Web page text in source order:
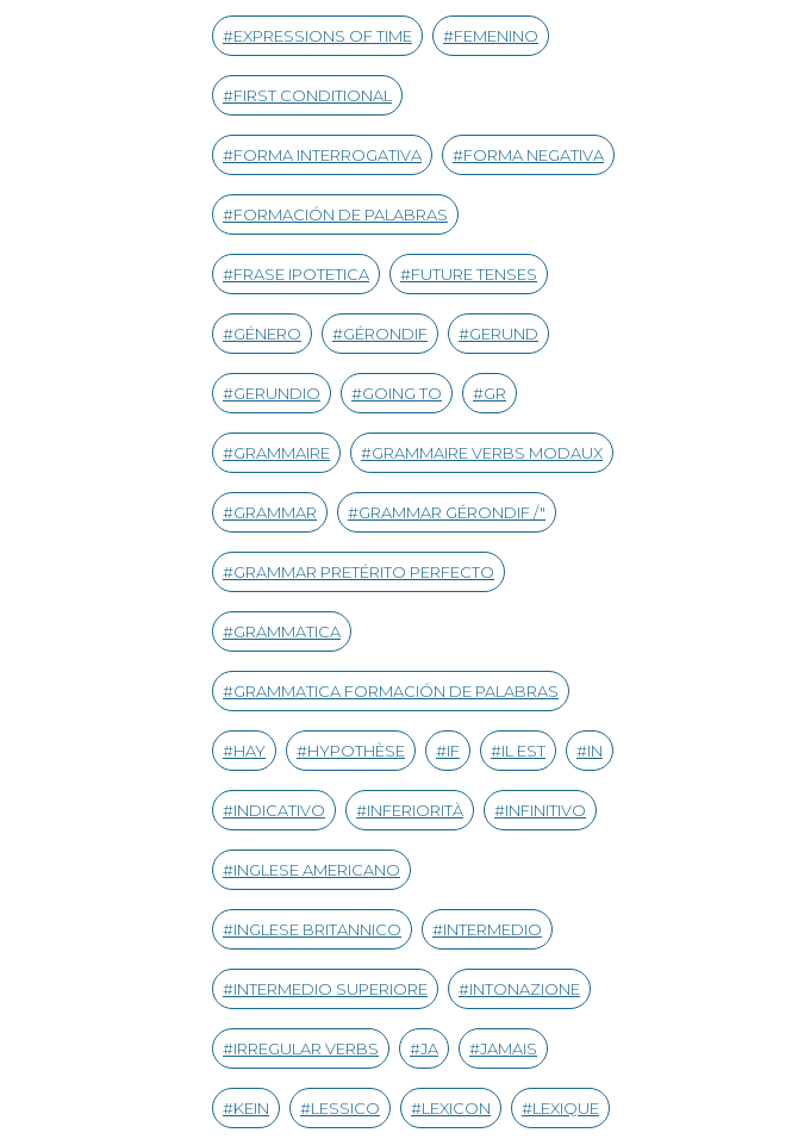
EXPRESSIONS OF TIME FEMENINO
FIRST CONDITIONAL
FORMA INTERROGATIVA FORMA NEGATIVA
FORMACIÓN DE PALABRAS
FRASE IPOTETICA FUTURE TENSES
GÉNERO GÉRONDIF GERUND
GERUNDIO GOING TO GR
GRAMMAIRE GRAMMAIRE VERBS MODAUX
GRAMMAR GRAMMAR GÉRONDIF /"
GRAMMAR PRETÉRITO PERFECTO
GRAMMATICA
GRAMMATICA FORMACIÓN DE PALABRAS
HAY HYPOTHÈSE IF IL EST IN
INDICATIVO INFERIORITÀ INFINITIVO
INGLESE AMERICANO
INGLESE BRITANNICO INTERMEDIO
INTERMEDIO SUPERIORE INTONAZIONE
IRREGULAR VERBS JA JAMAIS
KEIN LESSICO LEXICON LEXIQUE